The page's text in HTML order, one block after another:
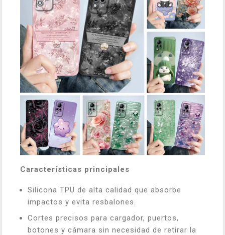
Características principales
Silicona TPU de alta calidad que absorbe
impactos y evita resbalones.
Cortes precisos para cargador, puertos,
botones y cámara sin necesidad de retirar la